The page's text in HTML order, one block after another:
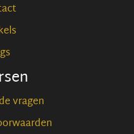
vragen